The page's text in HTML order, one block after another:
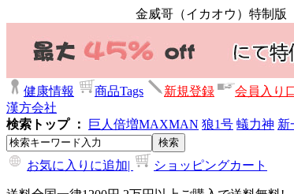
金威哥（イカオウ）特制版
健康情報 商品Tags 新規登録 会員入り
漢方会社
検索トップ ：
巨人倍増MAXMAN 狼1号 蟻力神 新
お気に入りに追加| ショッピングカート